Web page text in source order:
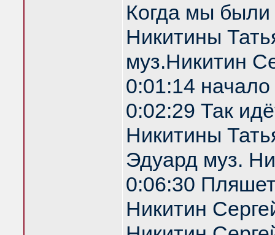
Когда мы
Никитины
муз.Никитин
0:01:14 начало
0:02:29 Так
Никитины
Эдуард муз.
0:06:30
Никитин